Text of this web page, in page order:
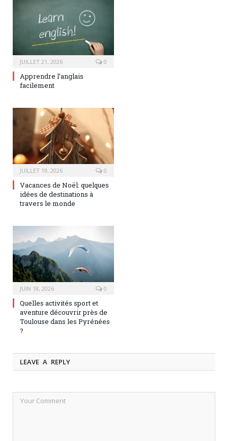
JUILLET 21, 2026 0
Apprendre l’anglais
facilement
JUILLET 19, 2026 0
Vacances de Noël: quelques
idées de destinations à
travers le monde
JUIN 18, 2026 0
Quelles activités sport et
aventure découvrir près de
Toulouse dans les Pyrénées
?
LEAVE A REPLY